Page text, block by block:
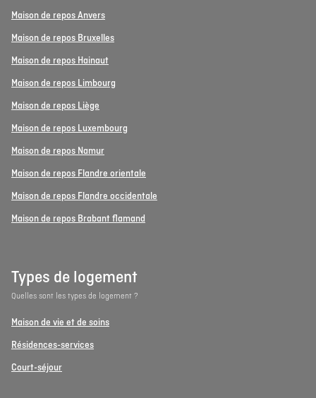
Maison de repos Anvers
Maison de repos Bruxelles
Maison de repos Hainaut
Maison de repos Limbourg
Maison de repos Liège
Maison de repos Luxembourg
Maison de repos Namur
Maison de repos Flandre orientale
Maison de repos Flandre occidentale
Maison de repos Brabant flamand
Types de logement
Quelles sont les types de logement ?
Maison de vie et de soins
Résidences-services
Court-séjour